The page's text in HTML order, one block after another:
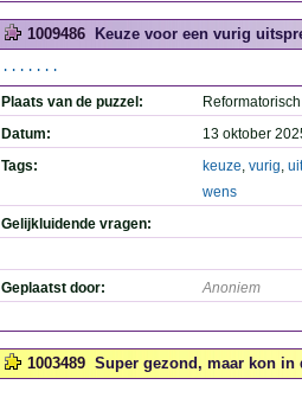
1009486 Keuze voor een vurig
.......
Plaats van de puzzel:
Datum:
13 oktober
Tags:
keuze, vurig,
wens
Gelijkluidende vragen:
Geplaatst door: Anoniem
1003489 Super gezond, maar kon in